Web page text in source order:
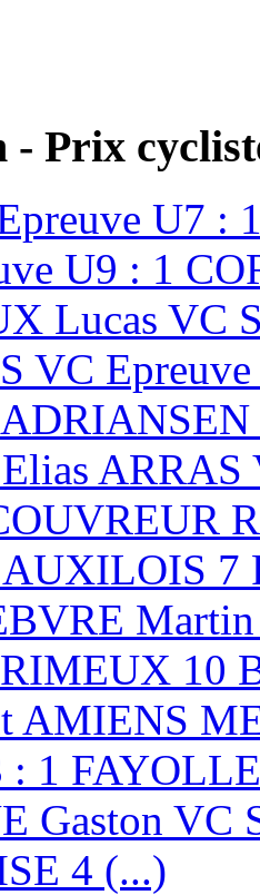
- Prix
U7 :
U9 : 1
Lucas VC
VC
7
10
AMIENS
: 1
Gaston VC
4 (...)